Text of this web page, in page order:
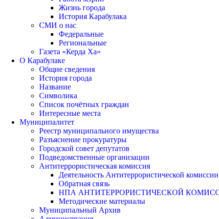
Жизнь города
История Карабулака
СМИ о нас
Федеральные
Региональные
Газета «Керда Ха»
О Карабулаке
Общие сведения
История города
Название
Символика
Список почётных граждан
Интересные места
Муниципалитет
Реестр муниципального имущества
Разъяснение прокуратуры
Городской совет депутатов
Подведомственные организации
Антитеррористическая комиссия
Деятельность Антитеррористической комиссии
Обратная связь
НПА АНТИТЕРРОРИСТИЧЕСКОЙ
Методические материалы
Муниципальный Архив